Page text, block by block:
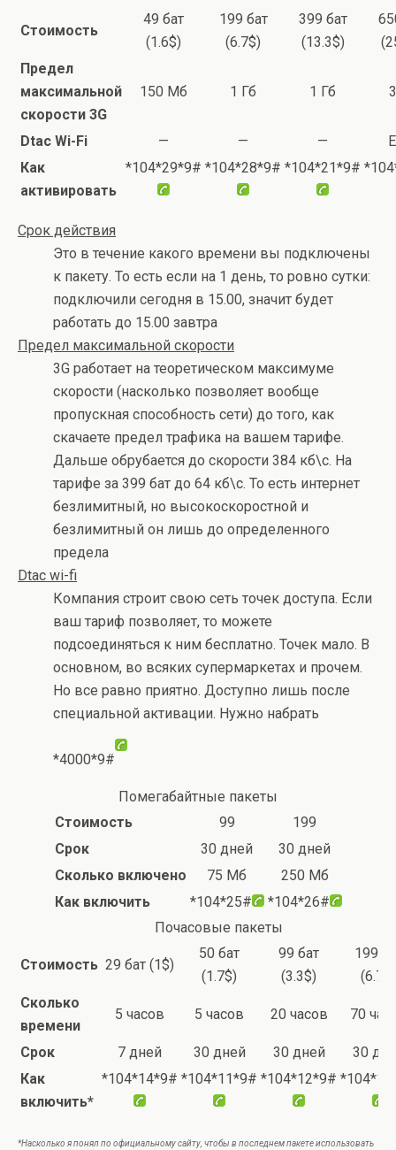
Стоимость
49 бат
(1.6$)
199 бат
(6.7$)
399 бат
(13.3$)
Предел
максимальной
скорости 3G
150 Мб 1 Гб 1 Гб
Dtac Wi-Fi — — —
Как
активировать
*104*29*9# *104*28*9# *104*21*9#
Срок действия
Это в течение какого времени вы подключены
к пакету. То есть если на 1 день, то ровно сутки:
подключили сегодня в 15.00, значит будет
работать до 15.00 завтра
Предел максимальной скорости
3G работает на теоретическом максимуме
скорости (насколько позволяет вообще
пропускная способность сети) до того, как
скачаете предел трафика на вашем тарифе.
Дальше обрубается до скорости 384 кб\с. На
тарифе за 399 бат до 64 кб\с. То есть интернет
безлимитный, но высокоскоростной и
безлимитный он лишь до определенного
предела
Dtac wi-fi
Компания строит свою сеть точек доступа. Если
ваш тариф позволяет, то можете
подсоединяться к ним бесплатно. Точек мало. В
основном, во всяких супермаркетах и прочем.
Но все равно приятно. Доступно лишь после
специальной активации. Нужно набрать
*4000*9#
Помегабайтные пакеты
Стоимость
99
199
Срок
30 дней
30 дней
Сколько включено
75 Мб
250 Мб
Как включить
*104*25#
*104*26#
Почасовые пакеты
Стоимость 29 бат (1$)
50 бат
(1.7$)
99 бат
(3.3$)
199
(6.7$)
Сколько
времени
5 часов 5 часов 20 часов 70
Срок 7 дней 30 дней 30 дней
30
Как
включить*
*104*14*9# *104*11*9# *104*12*9#
*Насколько я понял по официальному сайту, чтобы в последнем пакете использовать